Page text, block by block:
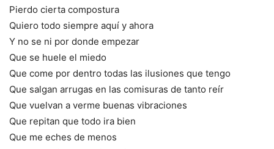
Pierdo cierta compostura
Quiero todo siempre aquí y ahora
Y no se ni por donde empezar
Que se huele el miedo
Que come por dentro todas las ilusiones que tengo
Que salgan arrugas en las comisuras de tanto reír
Que vuelvan a verme buenas vibraciones
Que repitan que todo ira bien
Que me eches de menos